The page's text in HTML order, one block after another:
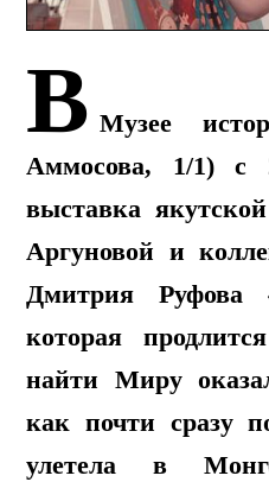
В Музее
Аммосова, 1/1) с
выставка
Аргуновой и
Дмитрия Руфова
которая
найти Миру
как почти сразу
улетела в